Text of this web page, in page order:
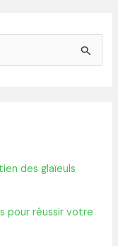
des glaïeuls
pour réussir votre